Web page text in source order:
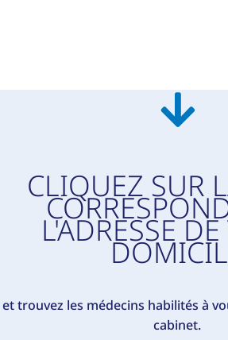
CLIQUEZ SUR
L'ADRESSE
et trouvez les médecins habilités à
cabinet.